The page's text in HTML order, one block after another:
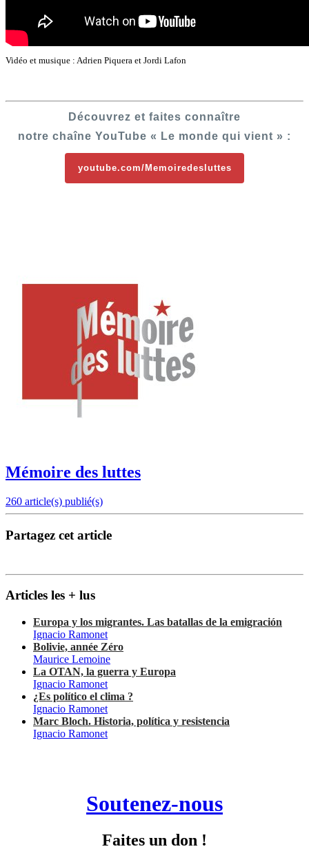
Vidéo et musique : Adrien Piquera et Jordi Lafon
Découvrez et faites connaître
notre chaîne YouTube « Le monde qui vient » :
youtube.com/Memoiredesluttes
Mémoire des luttes
260 article(s) publié(s)
Partagez cet article
Articles les + lus
Europa y los migrantes. Las batallas de la emigración
Ignacio Ramonet
Bolivie, année Zéro
Maurice Lemoine
La OTAN, la guerra y Europa
Ignacio Ramonet
¿Es político el clima ?
Ignacio Ramonet
Marc Bloch. Historia, política y resistencia
Ignacio Ramonet
Soutenez-nous
Faites un don !